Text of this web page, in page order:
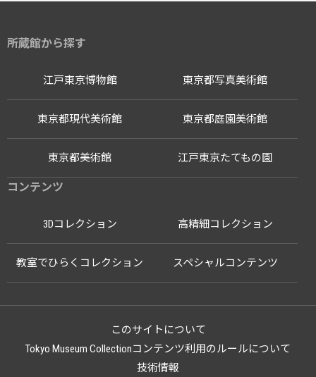
所蔵館から探す
江戸東京博物館
江戸東京たてもの園
東京都写真美術館
東京都現代美術館 東京都庭園美術館
東京都美術館
コンテンツ
3Dコレクション 高精細コレクション
教室でひらくコレクション スペシャルコンテンツ
このサイトについて
Tokyo Museum Collectionコンテンツ利用のルールについて
技術情報